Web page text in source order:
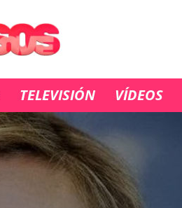
TELEVISIÓN VÍDEOS